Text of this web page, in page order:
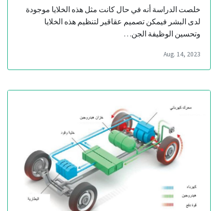
خلصت الدراسة أنه في حال كانت مثل هذه الخلايا موجودة
لدى البشر فيمكن تصميم عقاقير لتنظيم هذه الخلايا
وتحسين الوظيفة الجن…
Aug. 14, 2023